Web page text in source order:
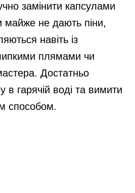
замінити капсулами
не дають піни,
навіть із
плямами чи
Достатньо
в гарячій воді та вимити
способом.